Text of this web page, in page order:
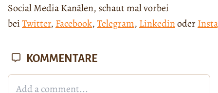
Social Media Kanälen, schaut mal vorbei
beiTwitter, Facebook,Telegram, Linkedinoder
KOMMENTARE